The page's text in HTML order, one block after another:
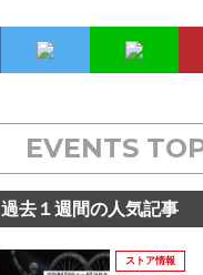
EVENTS
過去１週間の人気記事
ストア情報